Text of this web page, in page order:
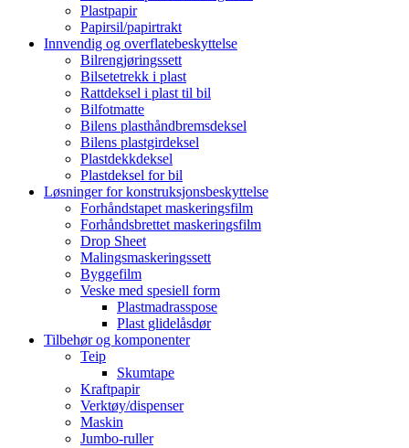
Plastpapir
Papirsil/papirtrakt
Innvendig og overflatebeskyttelse
Bilrengjøringssett
Bilsetetrekk i plast
Rattdeksel i plast til bil
Bilfotmatte
Bilens plasthåndbremsdeksel
Bilens plastgirdeksel
Plastdekkdeksel
Plastdeksel for bil
Løsninger for konstruksjonsbeskyttelse
Forhåndstapet maskeringsfilm
Forhåndsbrettet maskeringsfilm
Drop Sheet
Malingsmaskeringssett
Byggefilm
Veske med spesiell form
Plastmadrasspose
Plast glidelåsdør
Tilbehør og komponenter
Teip
Skumtape
Kraftpapir
Verktøy/dispenser
Maskin
Jumbo-ruller